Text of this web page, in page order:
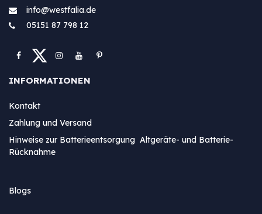
info@westfa​lia.de
05151 87 798 12
INFORMATIONEN
Kontakt
Zahlung und Versand
Hinweise zur Batterieentsorgung Altgeräte- und Batterie-
Rücknahme
Blogs